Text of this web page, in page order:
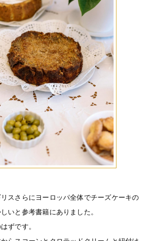
スさらにヨーロッパ全体でチーズケーキの
いと参考書籍にありました。
ずです。